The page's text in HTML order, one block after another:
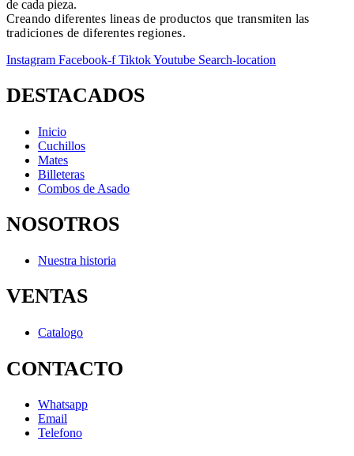
de cada pieza.
Creando diferentes lineas de productos que transmiten las
tradiciones de diferentes regiones.
Instagram Facebook-f TiktokYoutube Search-location
DESTACADOS
Inicio
Cuchillos
Mates
Billeteras
Combos de Asado
NOSOTROS
Nuestra historia
VENTAS
Catalogo
CONTACTO
Whatsapp
Email
Telefono